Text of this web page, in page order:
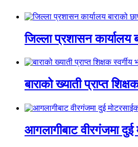
जिल्ला प्रशासन कार्यालय
बाराको ख्याती प्राप्त
आगलागीबाट वीरगंजमा